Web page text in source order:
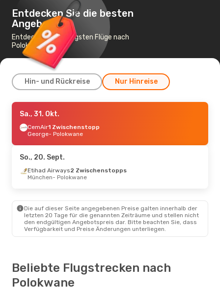
Entdecken Sie die besten
Angebote
Entdecke die günstigsten Flüge nach
Polokwane
Hin- und Rückreise Nur Hinreise
Fr., 16. Okt.- Fr., 16. Okt.
AirlinkDirekt
Johannesburg- Polokwane
Polokwane- Johannesburg
Fr., 18. Sept.- Fr., 25. Sept.
Polokwane
- Köln
Sa., 31. Okt.
CemAir1 Zwischenstopp
George- Polokwane
So., 20. Sept.
Etihad Airways2 Zwischenstopps
München- Polokwane
Die auf dieser Seite angegebenen Preise galten innerhalb der
letzten 20 Tage für die genannten Zeiträume und stellen nicht
den endgültigen Angebotspreis dar. Bitte beachten Sie, dass
Verfügbarkeit und Preise Änderungen unterliegen.
Beliebte Flugstrecken nach
Polokwane